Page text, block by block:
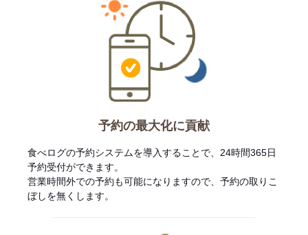
予約の最大化に貢献
食べログの予約システムを導入することで、24時間365日
予約受付ができます。
営業時間外での予約も可能になりますので、予約の取りこ
ぼしを無くします。